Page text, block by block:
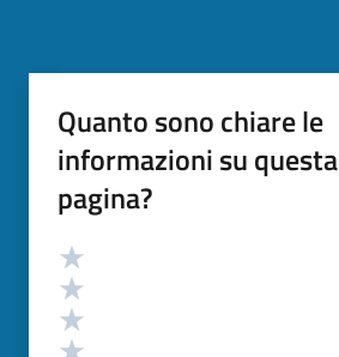
Quanto sono chiare le
informazioni su questa
pagina?
Valutazione